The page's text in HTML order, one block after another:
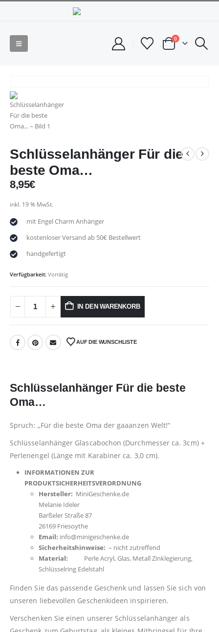
0
Schlüsselanhänger Für die
beste Oma…
8,95€
inkl. 19 % MwSt.
mit Engel Charm Anhänger
kostenloser Versand ab 50€ Bestellwert
handgefertigt
Verfügbarkeit: Vorrätig
IN DEN WARENKORB
AUF DIE WUNSCHLISTE
Schlüsselanhänger Für die beste
Oma…
Spruch: „Für die beste Oma der gaaanzen Welt!“
Schlüsselanhänger Glascabochon (Durchmesser ca. 3cm) +
Perlenengel (Länge mit Karabiner ca. 3,0 cm).
INFORMATIONEN ZUR
PRODUKTSICHERHEITSVERORDNUNG
Hersteller: MiniGeschenke.de
Melanie Ideler
Barßeler Straße 87
26169 Friesoythe
Email: info@minigeschenke.de
Sicherheitshinweise: – nicht zutreffend
Material: Perle Acryl, Glas, Metall Zinklegierung,
Schlüsselring Edelstahl
Finden Sie das passende Geschenk und lassen Sie sich von
unseren liebevollen Geschenkideen inspirieren.
Verschenken Sie einen unserer Schlüsselanhänger als